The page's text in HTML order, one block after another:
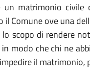
un matrimonio
il Comune ove una
lo scopo di rendere
modo che chi ne
il matrimonio,